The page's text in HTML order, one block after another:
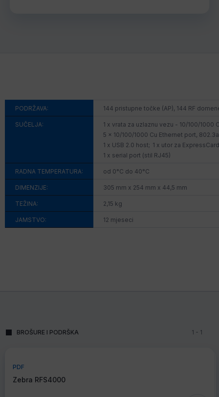
PODRŽAVA: 144 pristupne točke (AP), 144 RF
SUČELJA:
1 x vrata za uzlaznu vezu - 10/100/1000
5 x 10/100/1000 Cu Ethernet port,
1 x USB 2.0 host; 1 x utor za
1 x serial port (stil RJ45)
RADNA TEMPERATURA: od 0°C do 40°C
DIMENZIJE: 305 mm x 254 mm x 44,5 mm
TEŽINA: 2,15 kg
JAMSTVO: 12 mjeseci
BROŠURE I PODRŠKA 1 - 1
PDF
Zebra RFS4000